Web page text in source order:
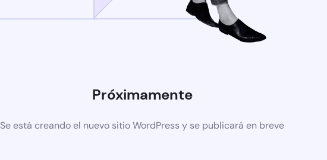
Próximamente
Se está creando el nuevo sitio WordPress y se publicará en breve